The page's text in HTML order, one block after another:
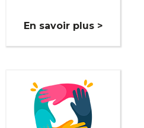
En savoir plus >